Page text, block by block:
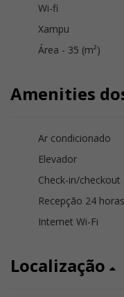
Wi-fi
Xampu
Área - 35 (m²)
Amenities
Ar condicionado
Elevador
Check-in/checkout
Recepção 24 horas
Internet Wi-Fi
Localização